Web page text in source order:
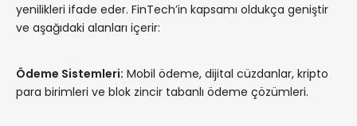
yenilikleri ifade eder. FinTech’in kapsamı oldukça geniştir
ve aşağıdaki alanları içerir:
Ödeme Sistemleri: Mobil ödeme, dijital cüzdanlar, kripto
para birimleri ve blok zincir tabanlı ödeme çözümleri.